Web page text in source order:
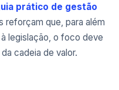
prático de gestão
reforçam que, para além
legislação, o foco deve
cadeia de valor.